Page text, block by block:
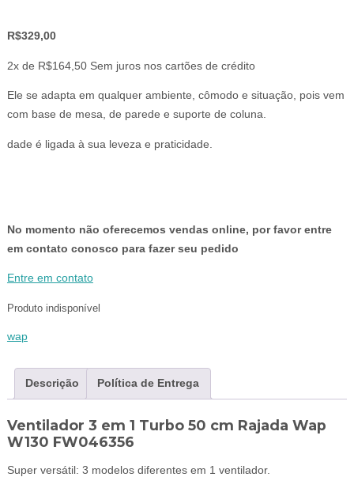
R$329,00
2x de R$164,50 Sem juros nos cartões de crédito
Ele se adapta em qualquer ambiente, cômodo e situação, pois vem
com base de mesa, de parede e suporte de coluna.
dade é ligada à sua leveza e praticidade.
No momento não oferecemos vendas online, por favor entre
em contato conosco para fazer seu pedido
Entre em contato
Produto indisponível
wap
Descrição Política de Entrega
Ventilador 3 em 1 Turbo 50 cm Rajada Wap
W130 FW046356
Super versátil: 3 modelos diferentes em 1 ventilador.